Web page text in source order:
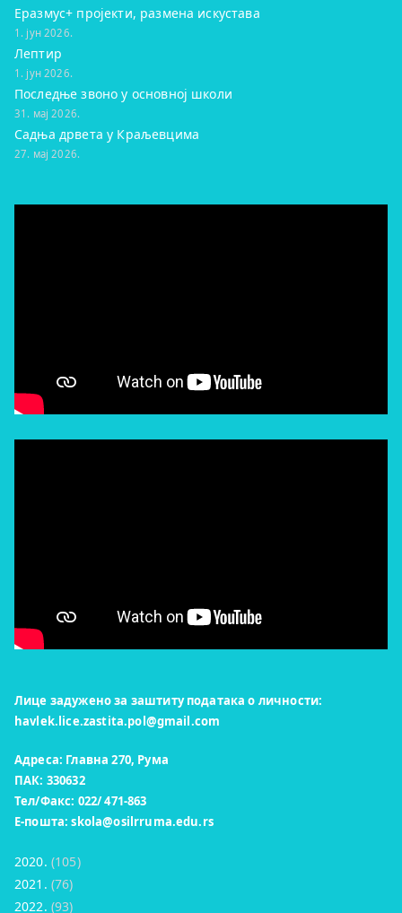
Еразмус+ пројекти, размена искустава
1. јун 2026.
Лептир
1. јун 2026.
Последње звоно у основној школи
31. мај 2026.
Садња дрвета у Краљевцима
27. мај 2026.
Лице задужено за заштиту података о личности:
havlek.lice.zastita.pol@gmail.com
Адреса: Главна 270, Рума
ПАК: 330632
Тел/Факс: 022/ 471-863
Е-пошта:skola@osilrruma.edu.rs
2020. (105)
2021. (76)
2022. (93)